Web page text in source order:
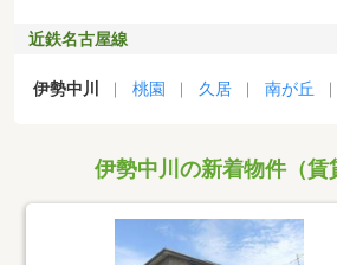
近鉄名古屋線
伊勢中川 桃園 久居 南が丘
伊勢中川の新着物件（賃